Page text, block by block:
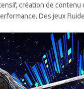
création de contenu
Des jeux